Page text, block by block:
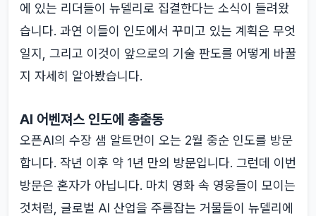
에 있는 리더들이 뉴델리로 집결한다는 소식이 들려왔
습니다. 과연 이들이 인도에서 꾸미고 있는 계획은 무엇
일지, 그리고 이것이 앞으로의 기술 판도를 어떻게 바꿀
지 자세히 알아봤습니다.
AI 어벤져스 인도에 총출동
오픈AI의 수장 샘 알트먼이 오는 2월 중순 인도를 방문
합니다. 작년 이후 약 1년 만의 방문입니다. 그런데 이번
방문은 혼자가 아닙니다. 마치 영화 속 영웅들이 모이는
것처럼, 글로벌 AI 산업을 주름잡는 거물들이 뉴델리에